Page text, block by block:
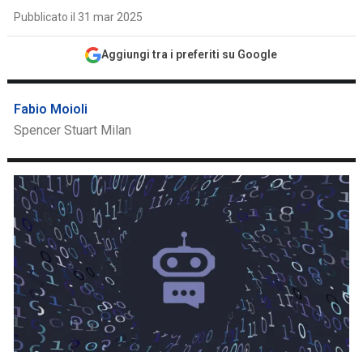
Pubblicato il 31 mar 2025
Aggiungi tra i preferiti su Google
Fabio Moioli
Spencer Stuart Milan